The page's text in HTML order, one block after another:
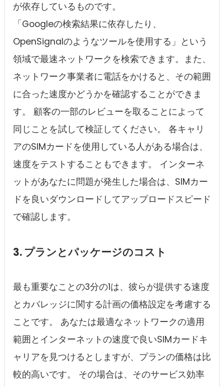
が依存しているものです。
「Googleの検索結果に依存したり、
OpenSignalのようなツールを使用する」という
領域で最速ネットワークを検索できます。また、
ネットワーク事業者に電話をかけると、その範囲
に合った速度かどうかを確認することができま
す。 顧客の一部のレビューを取ることによって
同じことを試して検証してください。 各キャリ
アのSIMカードを使用している人がある場合は、
速度をテストすることもできます。 インターネ
ットがあなたに問題が発生した場合は、SIMカー
ドを良いダウンロードしてアップロードスピード
で確認します。
3. プランとパッケージのコスト
最も重要なことの3分の1は、彼らが提供する速度
とカバレッジに関する計画の価格設定を考慮する
ことです。 あなたは最適なネットワークの適用
範囲とインターネットの速度で良いSIMカードキ
ャリアを見つけるとしますが、プランの価格は比
較的高いです。 その場合は、そのサービス効率